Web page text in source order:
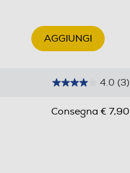
AGGIUNGI
4.0 (3)
Consegna € 7,90